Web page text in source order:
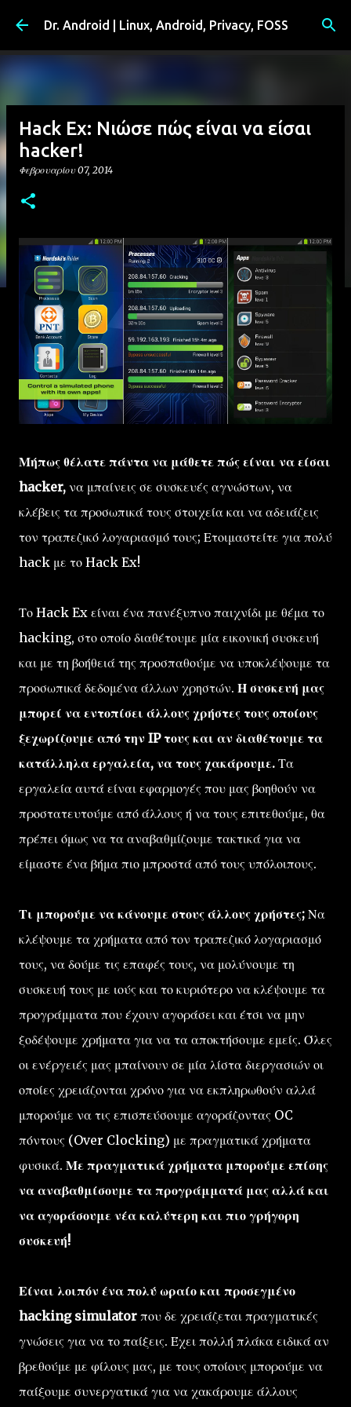
Μετάβαση στο κύριο περιεχόμενο
Dr. Android | Linux, Android, Privacy, FOSS
Hack Ex: Νιώσε πώς είναι να είσαι
hacker!
Φεβρουαρίου 07, 2014
Μήπως θέλατε πάντα να μάθετε πώς είναι να είσαι
hacker, να μπαίνεις σε συσκευές αγνώστων, να
κλέβεις τα προσωπικά τους στοιχεία και να αδειάζεις
τον τραπεζικό λογαριασμό τους; Ετοιμαστείτε για πολύ
hack με το Hack Ex!
Το Hack Ex είναι ένα πανέξυπνο παιχνίδι με θέμα το
hacking, στο οποίο διαθέτουμε μία εικονική συσκευή
και με τη βοήθειά της προσπαθούμε να υποκλέψουμε τα
προσωπικά δεδομένα άλλων χρηστών. Η συσκευή μας
μπορεί να εντοπίσει άλλους χρήστες τους οποίους
ξεχωρίζουμε από την IP τους και αν διαθέτουμε τα
κατάλληλα εργαλεία, να τους χακάρουμε. Τα
εργαλεία αυτά είναι εφαρμογές που μας βοηθούν να
προστατευτούμε από άλλους ή να τους επιτεθούμε, θα
πρέπει όμως να τα αναβαθμίζουμε τακτικά για να
είμαστε ένα βήμα πιο μπροστά από τους υπόλοιπους.
Τι μπορούμε να κάνουμε στους άλλους χρήστες; Να
κλέψουμε τα χρήματα από τον τραπεζικό λογαριασμό
τους, να δούμε τις επαφές τους, να μολύνουμε τη
συσκευή τους με ιούς και το κυριότερο να κλέψουμε τα
προγράμματα που έχουν αγοράσει και έτσι να μην
ξοδέψουμε χρήματα για να τα αποκτήσουμε εμείς. Όλες
οι ενέργειές μας μπαίνουν σε μία λίστα διεργασιών οι
οποίες χρειάζονται χρόνο για να εκπληρωθούν αλλά
μπορούμε να τις επισπεύσουμε αγοράζοντας OC
πόντους (Over Clocking) με πραγματικά χρήματα
φυσικά. Με πραγματικά χρήματα μπορούμε επίσης
να αναβαθμίσουμε τα προγράμματά μας αλλά και
να αγοράσουμε νέα καλύτερη και πιο γρήγορη
συσκευή!
Είναι λοιπόν ένα πολύ ωραίο και προσεγμένο
hacking simulator που δε χρειάζεται πραγματικές
γνώσεις για να το παίξεις. Έχει πολλή πλάκα ειδικά αν
βρεθούμε με φίλους μας, με τους οποίους μπορούμε να
παίξουμε συνεργατικά για να χακάρουμε άλλους